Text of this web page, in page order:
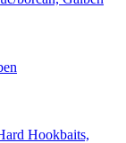
Hookbaits,